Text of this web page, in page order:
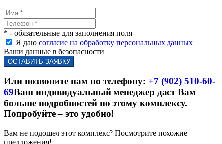
* - обязательные для заполнения поля
Я даю согласие на обработку персональных данных
Ваши данные в безопасности
Или позвоните нам по телефону: +7 (902) 510-60-
69Ваш индивидуальный менеджер даст Вам
больше подробностей по этому комплексу.
Попробуйте – это удобно!
Вам не подошел этот комплекс? Посмотрите похожие
предложения!